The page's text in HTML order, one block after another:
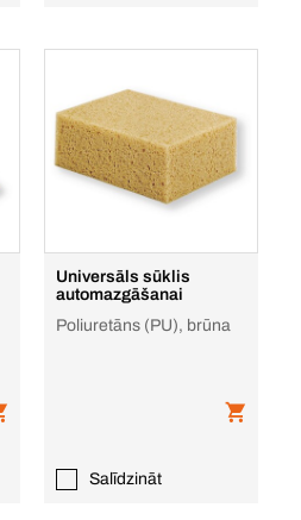
Universāls sūklis
automazgāšanai
Poliuretāns (PU), brūna
Salīdzināt